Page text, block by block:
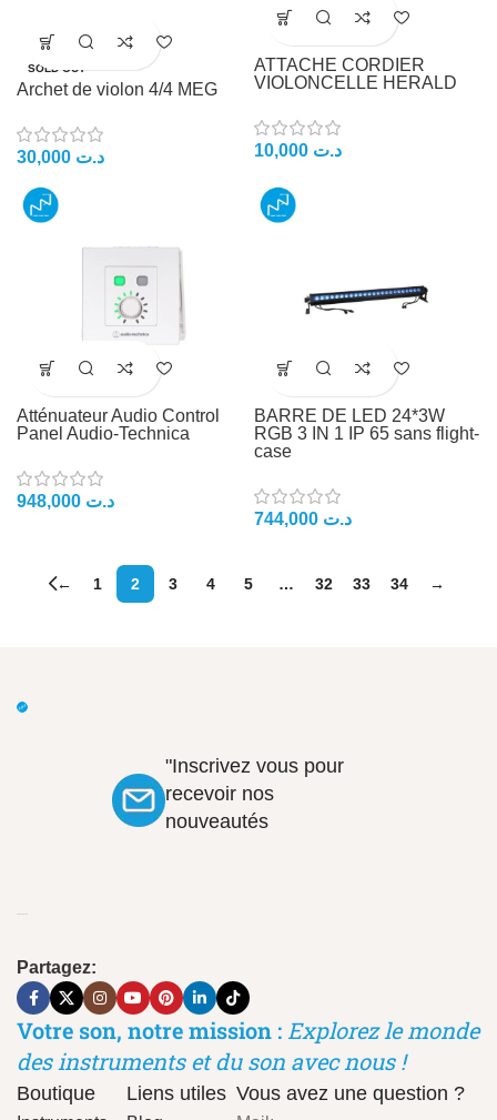
SOLD OUT
Archet de violon 4/4 MEG
د.ت
ATTACHE CORDIER
VIOLONCELLE HERALD
د.ت
Atténuateur Audio Control
Panel Audio-Technica
د.ت
BARRE DE LED 24*3W
RGB 3 IN 1 IP 65 sans flight-
case
د.ت
← 1 2 3 4 5 … 32 33 34 →
"Inscrivez vous pour
recevoir nos
nouveautés
Partagez:
Votre son, notre mission : Explorez le monde
des instruments et du son avec nous !
Boutique Liens utiles Vous avez une question ?